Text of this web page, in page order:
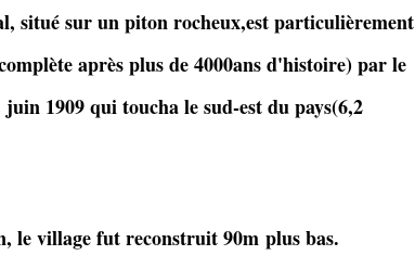
situé sur un piton rocheux,est particulièrement
après plus de 4000ans d'histoire) par le
1909 qui toucha le sud-est du pays(6,2
le village fut reconstruit 90m plus bas.